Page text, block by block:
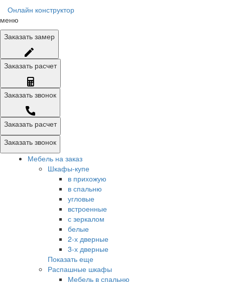
Онлайн конструктор
меню
Заказать замер
Заказать расчет
Заказать звонок
Заказать расчет
Заказать звонок
Мебель на заказ
Шкафы-купе
в прихожую
в спальню
угловые
встроенные
с зеркалом
белые
2-х дверные
3-х дверные
Показать еще
Распашные шкафы
Мебель в спальню